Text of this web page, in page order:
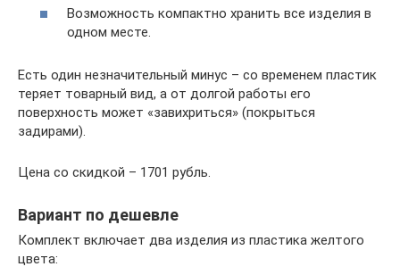
Возможность компактно хранить все изделия в
одном месте.
Есть один незначительный минус – со временем пластик
теряет товарный вид, а от долгой работы его
поверхность может «завихриться» (покрыться
задирами).
Цена со скидкой – 1701 рубль.
Вариант по дешевле
Комплект включает два изделия из пластика желтого
цвета: